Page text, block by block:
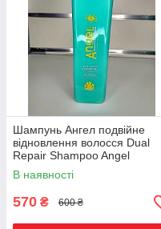
Шампунь Ангел подвійне
відновлення волосся Dual
Repair Shampoo Angel
Professional for damaged/dry
hair 500ml
В наявності
570 ₴ 600 ₴